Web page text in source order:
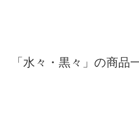
「水々・黒々」の商品